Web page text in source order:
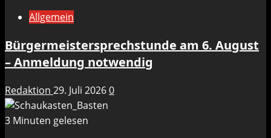
Allgemein
Bürgermeistersprechstunde am 6. August
– Anmeldung notwendig
Redaktion 29. Juli 20260
3 Minuten gelesen